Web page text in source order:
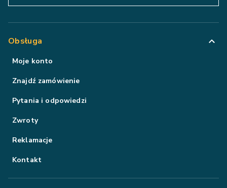
Obsługa
Moje konto
Znajdź zamówienie
Pytania i odpowiedzi
Zwroty
Reklamacje
Kontakt